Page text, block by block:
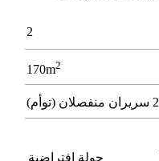
2
170m2
جولة افتراضية